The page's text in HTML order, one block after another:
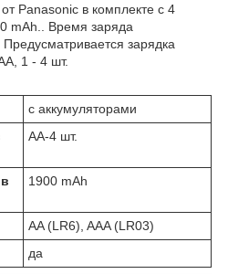
Panasonic в комплекте с 4
mAh.. Время заряда
зарядка
1 - 4 шт.
с аккумуляторами
AA-4 шт.
1900 mAh
AA (LR6), AAA (LR03)
да